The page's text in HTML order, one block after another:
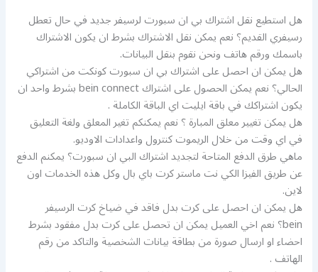
هل استطيع نقل اشتراك بي ان سبورت لرسيفر جديد في حال تعطل
رسيفري القديم؟ نعم يمكن نقل الاشتراك بشرط ان يكون الاشتراك
باسمك ورقم هاتف ونحن نقوم بنقل البيانات.
هل يمكن ان احصل على اشتراك بي ان سبورت كونكت من اشتراكي
الحالي؟ نعم يمكن الحصول على اشتراك bein connect بشرط واحد ان
يكون اشتراكك في باقة ايليت اي الباقة الكاملة .
هل يمكن تغيير معلق المبارة ؟ نعم يمكنكم تغير المعلق ولغة التعليق
في اي وقت من خلال الريموت كنترول واعدادات الاوديو.
ماهي طرق الدفع المتاحة لتجديد اشتراك البي ان سبورت؟ يمكنم الدفع
عن طريق الفيزا الكي نت ماستر كرت باي بال وكل هذه الخدمات اون
لاين.
هل يمكن ان احصل على كرت بدل فاقد في ضياخ كرت الرسيفر
bein؟ نعم اخي العميل يمكن ان تحصل على كرت بدل مفقود بشرط
احضاء او ارسال صورة من بطاقة بيانات الشخصية والتاكد من رقم
الهاتف .